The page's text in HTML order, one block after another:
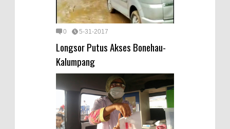
0 5-31-2017
Longsor Putus Akses Bonehau-
Kalumpang